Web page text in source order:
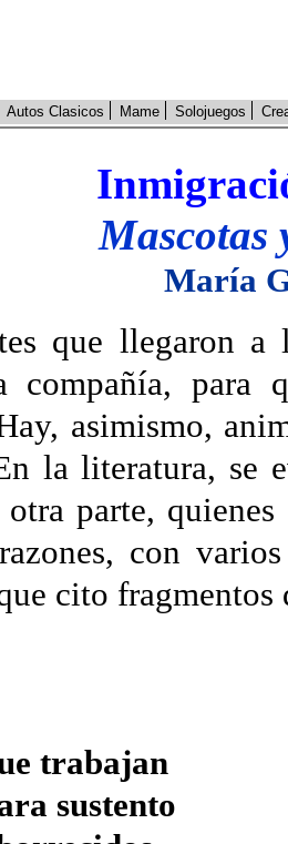
Autos Clasicos Mame Solojuegos
Mascotas
María
que llegaron
compañía, para
asimismo,
la literatura, se
otra parte,
con
cito
trabajan
sustento